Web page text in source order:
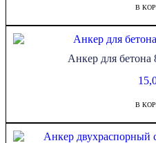
В
Анкер для
В